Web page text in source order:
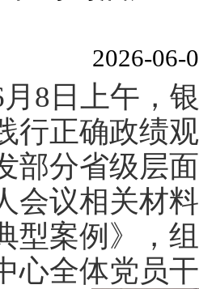
2026-
月8日上午，
行正确政绩
部分省级层
会议相关材
型案例》，
心全体党员